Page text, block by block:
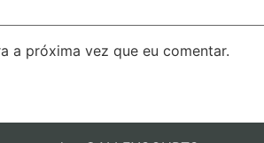
a próxima vez que eu comentar.